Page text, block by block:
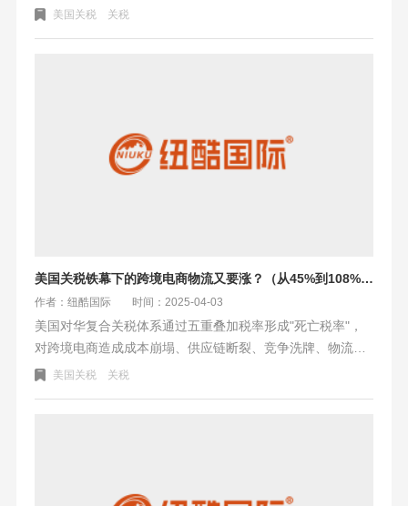
反噬、供应链重构困境、国际盟友离心三重压力。中方回
美国关税 关税
美国关税铁幕下的跨境电商物流又要涨？（从45%到108%的叠加绞杀）
作者：纽酷国际 时间：2025-04-03
美国对华复合关税体系通过五重叠加税率形成"死亡税率"，
对跨境电商造成成本崩塌、供应链断裂、竞争洗牌、物流紊
乱四大冲击。破局之道在于创新关税转嫁公式、再造韧性供
美国关税 关税